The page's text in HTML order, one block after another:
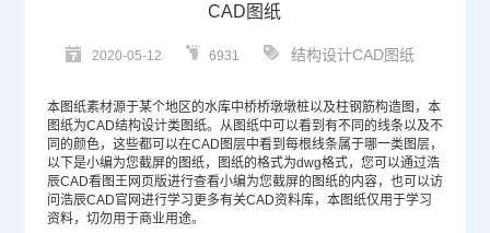
CAD图纸
2020-05-12 6931 结构设计CAD图纸
本图纸素材源于某个地区的水库中桥桥墩墩桩以及柱钢筋构造图，本
图纸为CAD结构设计类图纸。从图纸中可以看到有不同的线条以及不
同的颜色，这些都可以在CAD图层中看到每根线条属于哪一类图层，
以下是小编为您截屏的图纸，图纸的格式为dwg格式，您可以通过浩
辰CAD看图王网页版进行查看小编为您截屏的图纸的内容，也可以访
问浩辰CAD官网进行学习更多有关CAD资料库，本图纸仅用于学习
资料，切勿用于商业用途。